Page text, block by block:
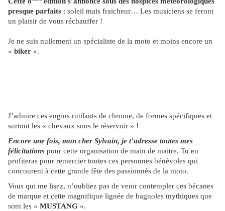
presque parfaits : soleil mais fraicheur… Les musiciens se feront
un plaisir de vous réchauffer !
Je ne suis nullement un spécialiste de la moto et moins encore un
« biker ».
J’admire ces engins rutilants de chrome, de formes spécifiques et
surtout les « chevaux sous le réservoir » !
Encore une fois, mon cher Sylvain, je t’adresse toutes mes
félicitations pour cette organisation de main de maitre. Tu en
profiteras pour remercier toutes ces personnes bénévoles qui
concourent à cette grande fête des passionnés de la moto.
Vous qui me lisez, n’oubliez pas de venir contempler ces bécanes
de marque et cette magnifique lignée de bagnoles mythiques que
sont les « MUSTANG ».